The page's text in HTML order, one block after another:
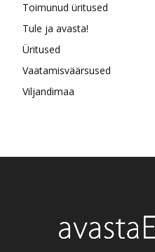
Toimunud üritused
Tule ja avasta!
Üritused
Vaatamisväärsused
Viljandimaa